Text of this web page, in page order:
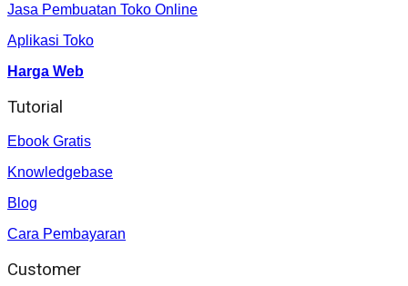
Jasa Pembuatan Toko Online
Aplikasi Toko
Harga Web
Tutorial
Ebook Gratis
Knowledgebase
Blog
Cara Pembayaran
Customer